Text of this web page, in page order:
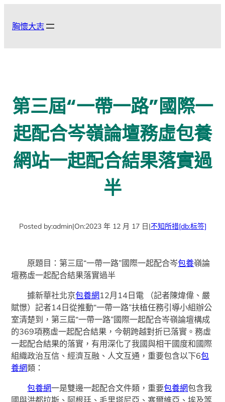
胸懷大志
第三屆“一帶一路”國際一
起配合岑嶺論壇務虛包養
網站一起配合結果落實過
半
Posted by:admin|On:2023 年 12 月 17 日|不知所措[db:标签]
原題目：第三屆“一帶一路”國際一起配合岑包養嶺論
壇務虛一起配合結果落實過半
據新華社北京包養網 12月14日電 （記者陳煒偉、嚴
賦憬）記者14日從推動“一帶一路”扶植任務引導小組辦公
室清楚到，第三屆“一帶一路”國際一起配合岑嶺論壇構成
的369項務虛一起配合結果，今朝跨越對折已落實。務虛
一起配合結果的落實，有用深化了我國與相干國度和國際
組織政治互信、經濟互融、人文互通，重要包含以下6包
養網類：
包養網一是雙邊一起配合文件類，重要包養網包含我